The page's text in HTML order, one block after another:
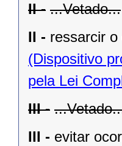
II - ...Vetado...
II - ressarcir
(Dispositivo
pela Lei
III -
III - evitar